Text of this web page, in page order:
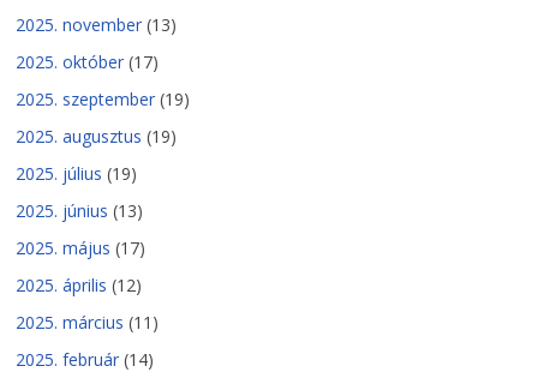
2025. november (13)
2025. október (17)
2025. szeptember (19)
2025. augusztus (19)
2025. július (19)
2025. június (13)
2025. május (17)
2025. április (12)
2025. március (11)
2025. február (14)